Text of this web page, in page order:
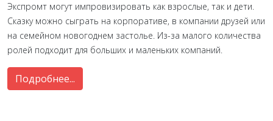
Экспромт могут импровизировать как взрослые, так и дети.
Сказку можно сыграть на корпоративе, в компании друзей или
на семейном новогоднем застолье. Из-за малого количества
ролей подходит для больших и маленьких компаний.
Подробнее...